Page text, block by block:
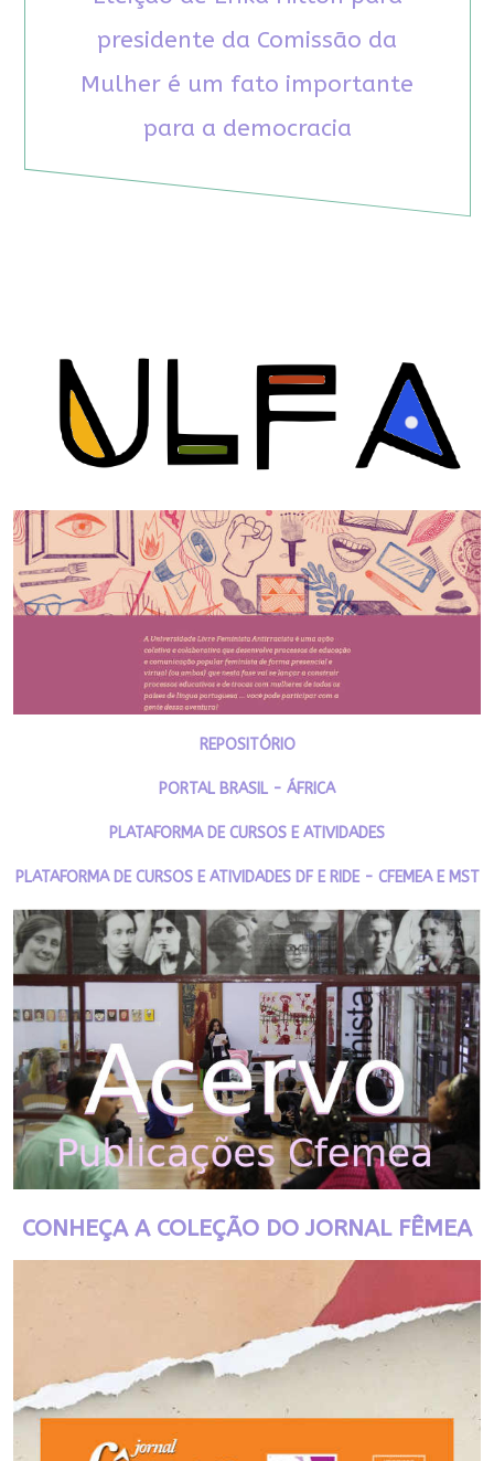
presidente da Comissão da
Mulher é um fato importante
para a democracia
REPOSITÓRIO
PORTAL BRASIL - ÁFRICA
PLATAFORMA DE CURSOS E ATIVIDADES
PLATAFORMA DE CURSOS E ATIVIDADES DF E RIDE - CFEMEA E MST
CONHEÇA A COLEÇÃO DO JORNAL FÊMEA